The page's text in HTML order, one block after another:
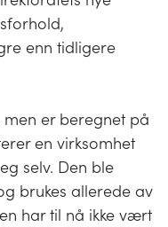
enn tidligere
er beregnet på
en virksomhet
selv. Den ble
brukes allerede av
har til nå ikke vært